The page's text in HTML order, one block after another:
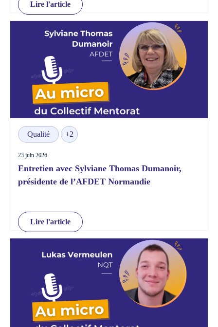
Lire l'article
Qualité +2
23 juin 2026
Entretien avec Sylviane Thomas Dumanoir,
présidente de l’AFDET Normandie
Lire l'article